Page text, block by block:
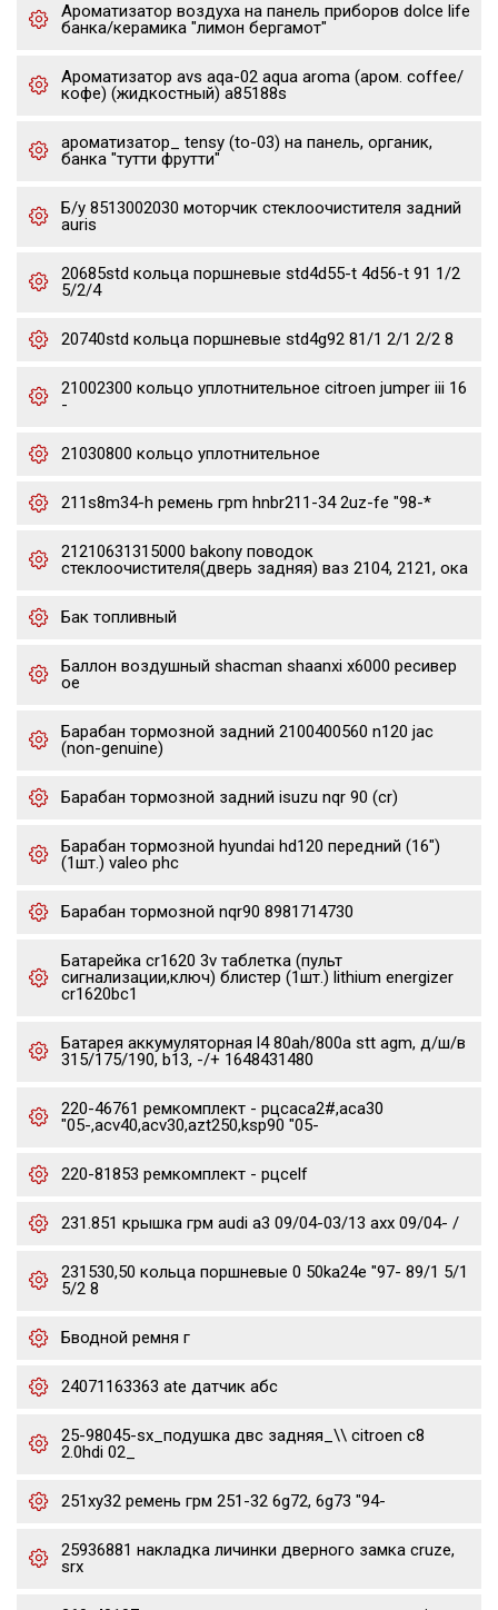
Ароматизатор воздуха на панель приборов dolce life
банка/керамика "лимон бергамот"
Ароматизатор avs aqa-02 aqua aroma (аром. coffee/
кофе) (жидкостный) a85188s
ароматизатор_ tensy (to-03) на панель, органик,
банка "тутти фрутти"
Б/у 8513002030 моторчик стеклоочистителя задний
auris
20685std кольца поршневые std4d55-t 4d56-t 91 1/2
5/2/4
20740std кольца поршневые std4g92 81/1 2/1 2/2 8
21002300 кольцо уплотнительное citroen jumper iii 16
-
21030800 кольцо уплотнительное
211s8m34-h ремень грm hnbr211-34 2uz-fe "98-*
21210631315000 bakony поводок
стеклоочистителя(дверь задняя) ваз 2104, 2121, ока
Бак топливный
Баллон воздушный shacman shaanxi x6000 ресивер
oe
Барабан тормозной задний 2100400560 n120 jac
(non-genuine)
Барабан тормозной задний isuzu nqr 90 (cr)
Барабан тормозной hyundai hd120 передний (16")
(1шт.) valeo phc
Барабан тормозной nqr90 8981714730
Батарейка cr1620 3v таблетка (пульт
сигнализации,ключ) блистер (1шт.) lithium energizer
cr1620bc1
Батарея аккумуляторная l4 80ah/800a stt agm, д/ш/в
315/175/190, b13, -/+ 1648431480
220-46761 ремкомплект - рцсaca2#,aca30
"05-,acv40,acv30,azt250,ksp90 "05-
220-81853 ремкомплект - рцсelf
231.851 крышка грм audi a3 09/04-03/13 axx 09/04- /
231530,50 кольца поршневые 0 50ka24e "97- 89/1 5/1
5/2 8
Бводной ремня г
24071163363 ate датчик абс
25-98045-sx_подушка двс задняя_\\ citroen c8
2.0hdi 02_
251xy32 ремень грм 251-32 6g72, 6g73 "94-
25936881 накладка личинки дверного замка cruze,
srx